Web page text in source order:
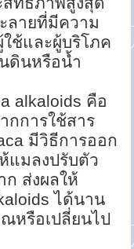
ลายที่มีความ
ช้และผู้บริโภค
ดินหรือน้ำ
alkaloids คือ
กการใช้สาร
มีวิธีการออก
แมลงปรับตัว
ส่งผลให้
ได้นาน
หรือเปลี่ยนไป